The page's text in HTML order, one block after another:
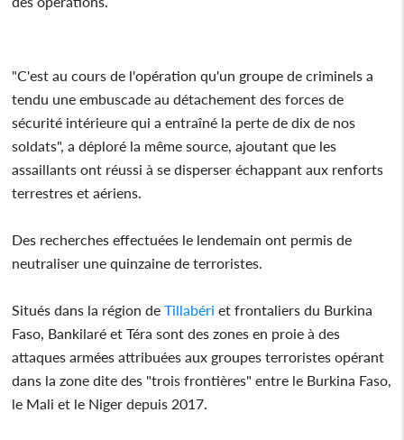
"C'est au cours de l'opération qu'un groupe de criminels a
tendu une embuscade au détachement des forces de
sécurité intérieure qui a entraîné la perte de dix de nos
soldats", a déploré la même source, ajoutant que les
assaillants ont réussi à se disperser échappant aux renforts
terrestres et aériens.
Des recherches effectuées le lendemain ont permis de
neutraliser une quinzaine de terroristes.
Situés dans la région deTillabéri et frontaliers du Burkina
Faso, Bankilaré et Téra sont des zones en proie à des
attaques armées attribuées aux groupes terroristes opérant
dans la zone dite des "trois frontières" entre le Burkina Faso,
le Mali et le Niger depuis 2017.